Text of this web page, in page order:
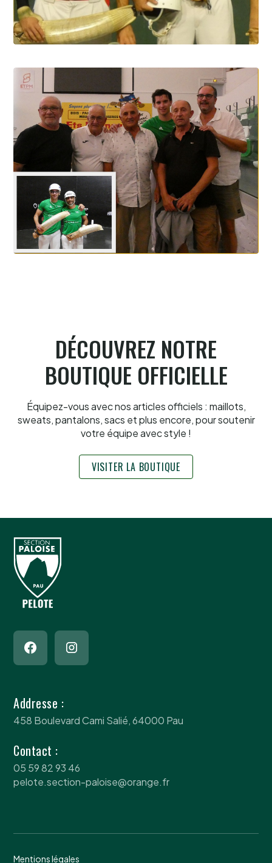
Garcia et Portet au paradis luzien
5.8.2026
DÉCOUVREZ NOTRE
BOUTIQUE OFFICIELLE
Équipez-vous avec nos articles officiels : maillots,
sweats, pantalons, sacs et plus encore, pour soutenir
votre équipe avec style !
VISITER LA BOUTIQUE
Addresse :
458 Boulevard Cami Salié, 64000 Pau
Contact :
05 59 82 93 46
pelote.section-paloise@orange.fr
Mentions légales